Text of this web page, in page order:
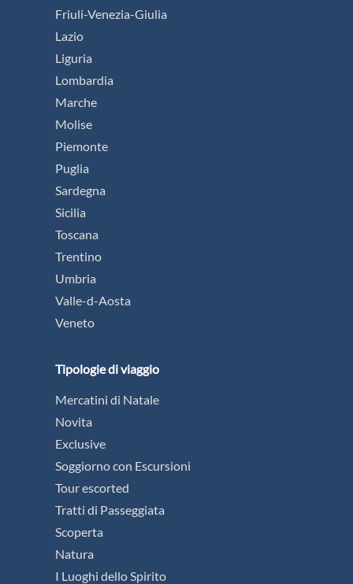
Friuli-Venezia-Giulia
Lazio
Liguria
Lombardia
Marche
Molise
Piemonte
Puglia
Sardegna
Sicilia
Toscana
Trentino
Umbria
Valle-d-Aosta
Veneto
Tipologie di viaggio
Mercatini di Natale
Novita
Exclusive
Soggiorno con Escursioni
Tour escorted
Tratti di Passeggiata
Scoperta
Natura
I Luoghi dello Spirito